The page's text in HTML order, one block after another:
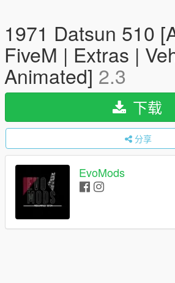
1971 Datsun 510
FiveM | Extras |
Animated] 2.3
下载
分享
EvoMods